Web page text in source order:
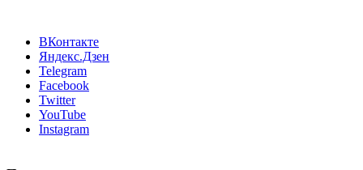
ВКонтакте
Яндекс.Дзен
Telegram
Facebook
Twitter
YouTube
Instagram